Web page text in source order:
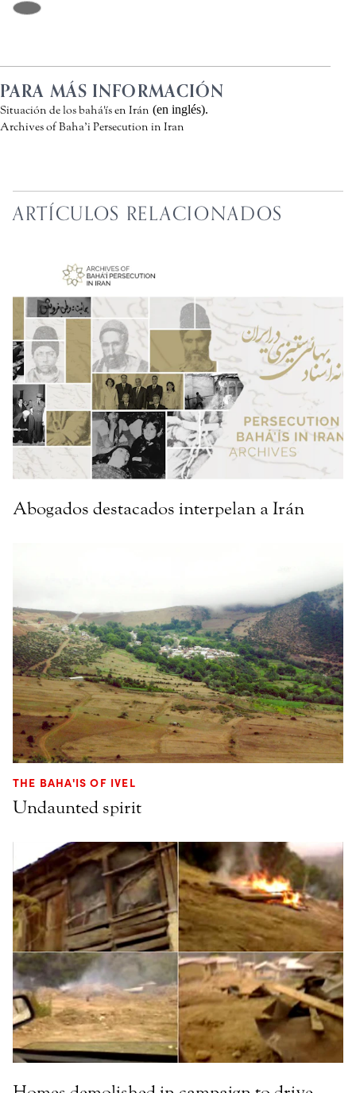
PARA MÁS INFORMACIÓN
Situación de los bahá'ís en Irán (en inglés).
Archives of Baha’i Persecution in Iran
ARTÍCULOS RELACIONADOS
Abogados destacados interpelan a Irán
THE BAHA'IS OF IVEL
Undaunted spirit